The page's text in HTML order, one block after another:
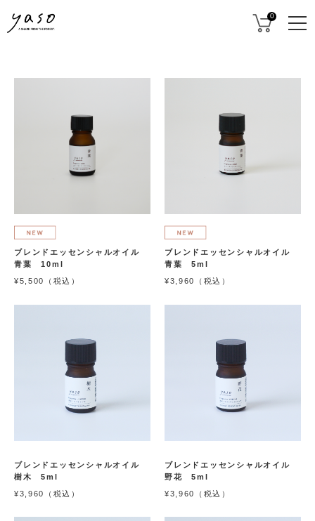
0
ブレンドエッセンシャルオイル
青葉 10ml
¥5,500（税込）
ブレンドエッセンシャルオイル
青葉 5ml
¥3,960（税込）
ブレンドエッセンシャルオイル
樹木 5ml
¥3,960（税込）
ブレンドエッセンシャルオイル
野花 5ml
¥3,960（税込）